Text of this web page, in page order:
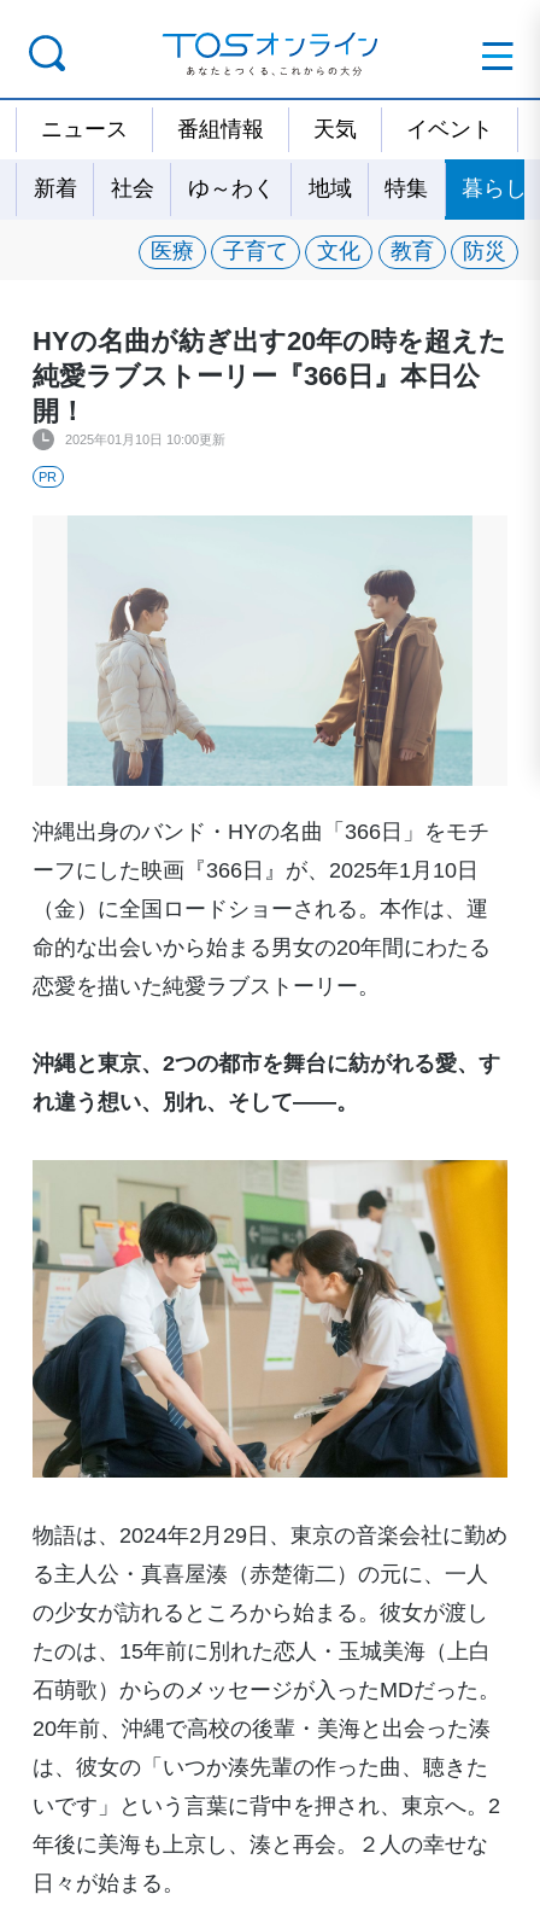
ニュース 番組情報 天気 イベント
新着 社会 ゆ～わく 地域 特集 暮らし
医療 子育て 文化 教育 防災
HYの名曲が紡ぎ出す20年の時を超えた
純愛ラブストーリー『366日』本日公
開！
2025年01月10日 10:00更新
PR
沖縄出身のバンド・ HYの名曲「 366日」をモチ
ーフにした映画『366日』が、 2025年1月 10日
（金）に全国ロードショーされる。本作は、運
命的な出会いから始まる男女の20年間にわたる
恋愛を描いた純愛ラブストーリー。
沖縄と東京、 2つの都市を舞台に紡がれる愛、す
れ違う想い、別れ、そして――。
物語は、 2024年2 月 29日、東京の音楽会社に勤め
る主人公・真喜屋湊（赤楚衛二）の元に、一人
の少女が訪れるところから始まる。彼女が渡し
たのは、 15年前に別れた恋人・玉城美海（上白
石萌歌）からのメッセージが入ったMDだった。
20年前、沖縄で高校の後輩・美海と出会った湊
は、彼女の「いつか湊先輩の作った曲、聴きた
いです」という言葉に背中を押され、東京へ。 2
年後に美海も上京し、湊と再会。２人の幸せな
日々が始まる。